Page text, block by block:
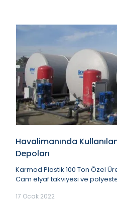
Havalimanında
Depoları
Karmod Plastik 100 Ton Özel
Cam elyaf takviyesi ve
17 Ocak 2022